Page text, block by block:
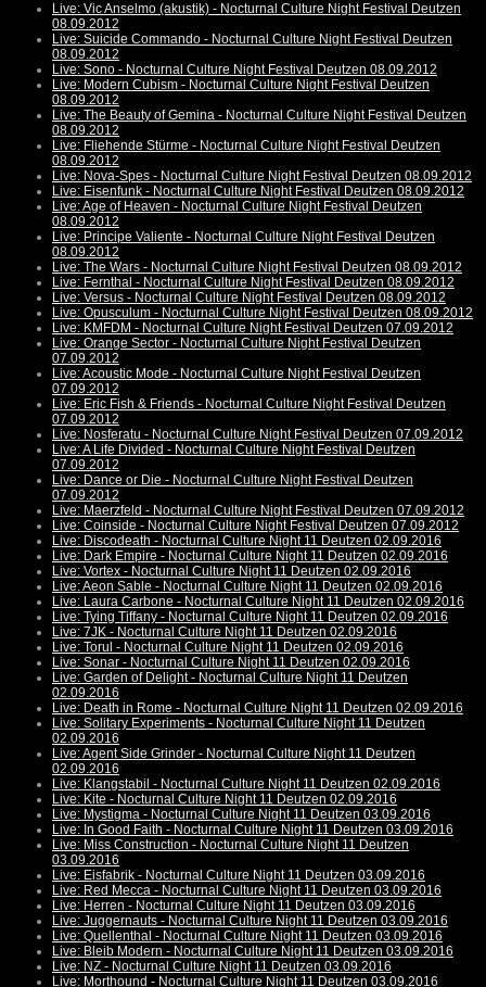
Live: Vic Anselmo (akustik) - Nocturnal Culture Night Festival Deutzen
08.09.2012
Live: Suicide Commando - Nocturnal Culture Night Festival Deutzen
08.09.2012
Live: Sono - Nocturnal Culture Night Festival Deutzen 08.09.2012
Live: Modern Cubism - Nocturnal Culture Night Festival Deutzen
08.09.2012
Live: The Beauty of Gemina - Nocturnal Culture Night Festival Deutzen
08.09.2012
Live: Fliehende Stürme - Nocturnal Culture Night Festival Deutzen
08.09.2012
Live: Nova-Spes - Nocturnal Culture Night Festival Deutzen 08.09.2012
Live: Eisenfunk - Nocturnal Culture Night Festival Deutzen 08.09.2012
Live: Age of Heaven - Nocturnal Culture Night Festival Deutzen
08.09.2012
Live: Principe Valiente - Nocturnal Culture Night Festival Deutzen
08.09.2012
Live: The Wars - Nocturnal Culture Night Festival Deutzen 08.09.2012
Live: Fernthal - Nocturnal Culture Night Festival Deutzen 08.09.2012
Live: Versus - Nocturnal Culture Night Festival Deutzen 08.09.2012
Live: Opusculum - Nocturnal Culture Night Festival Deutzen 08.09.2012
Live: KMFDM - Nocturnal Culture Night Festival Deutzen 07.09.2012
Live: Orange Sector - Nocturnal Culture Night Festival Deutzen
07.09.2012
Live: Acoustic Mode - Nocturnal Culture Night Festival Deutzen
07.09.2012
Live: Eric Fish & Friends - Nocturnal Culture Night Festival Deutzen
07.09.2012
Live: Nosferatu - Nocturnal Culture Night Festival Deutzen 07.09.2012
Live: A Life Divided - Nocturnal Culture Night Festival Deutzen
07.09.2012
Live: Dance or Die - Nocturnal Culture Night Festival Deutzen
07.09.2012
Live: Maerzfeld - Nocturnal Culture Night Festival Deutzen 07.09.2012
Live: Coinside - Nocturnal Culture Night Festival Deutzen 07.09.2012
Live: Discodeath - Nocturnal Culture Night 11 Deutzen 02.09.2016
Live: Dark Empire - Nocturnal Culture Night 11 Deutzen 02.09.2016
Live: Vortex - Nocturnal Culture Night 11 Deutzen 02.09.2016
Live: Aeon Sable - Nocturnal Culture Night 11 Deutzen 02.09.2016
Live: Laura Carbone - Nocturnal Culture Night 11 Deutzen 02.09.2016
Live: Tying Tiffany - Nocturnal Culture Night 11 Deutzen 02.09.2016
Live: 7JK - Nocturnal Culture Night 11 Deutzen 02.09.2016
Live: Torul - Nocturnal Culture Night 11 Deutzen 02.09.2016
Live: Sonar - Nocturnal Culture Night 11 Deutzen 02.09.2016
Live: Garden of Delight - Nocturnal Culture Night 11 Deutzen
02.09.2016
Live: Death in Rome - Nocturnal Culture Night 11 Deutzen 02.09.2016
Live: Solitary Experiments - Nocturnal Culture Night 11 Deutzen
02.09.2016
Live: Agent Side Grinder - Nocturnal Culture Night 11 Deutzen
02.09.2016
Live: Klangstabil - Nocturnal Culture Night 11 Deutzen 02.09.2016
Live: Kite - Nocturnal Culture Night 11 Deutzen 02.09.2016
Live: Mystigma - Nocturnal Culture Night 11 Deutzen 03.09.2016
Live: In Good Faith - Nocturnal Culture Night 11 Deutzen 03.09.2016
Live: Miss Construction - Nocturnal Culture Night 11 Deutzen
03.09.2016
Live: Eisfabrik - Nocturnal Culture Night 11 Deutzen 03.09.2016
Live: Red Mecca - Nocturnal Culture Night 11 Deutzen 03.09.2016
Live: Herren - Nocturnal Culture Night 11 Deutzen 03.09.2016
Live: Juggernauts - Nocturnal Culture Night 11 Deutzen 03.09.2016
Live: Quellenthal - Nocturnal Culture Night 11 Deutzen 03.09.2016
Live: Bleib Modern - Nocturnal Culture Night 11 Deutzen 03.09.2016
Live: NZ - Nocturnal Culture Night 11 Deutzen 03.09.2016
Live: Morthound - Nocturnal Culture Night 11 Deutzen 03.09.2016